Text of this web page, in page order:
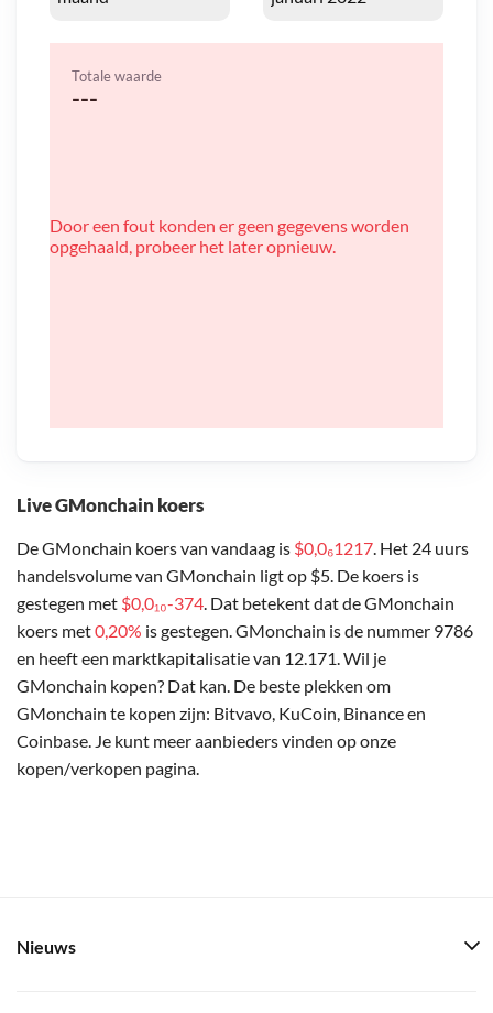
Live GMonchain koers
De GMonchain koers van vandaag is $0,0₆1217. Het 24 uurs
handelsvolume van GMonchain ligt op $5. De koers is
gestegen met $0,0₁₀-374. Dat betekent dat de GMonchain
koers met0,20% is gestegen. GMonchain is de nummer 9786
en heeft een marktkapitalisatie van 12.171. Wil je
GMonchain kopen? Dat kan. De beste plekken om
GMonchain te kopen zijn: Bitvavo, KuCoin, Binance en
Coinbase. Je kunt meer aanbieders vinden op onze
kopen/verkopen pagina.
Totale waarde
---
Door een fout konden er geen gegevens worden
opgehaald, probeer het later opnieuw.
Nieuws